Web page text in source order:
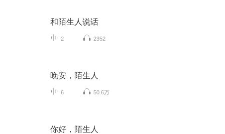
和陌生人说话
2 2352
晚安，陌生人
6 50.6万
你好，陌生人